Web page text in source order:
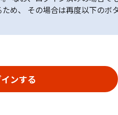
め、 その場合は再度以下のボ